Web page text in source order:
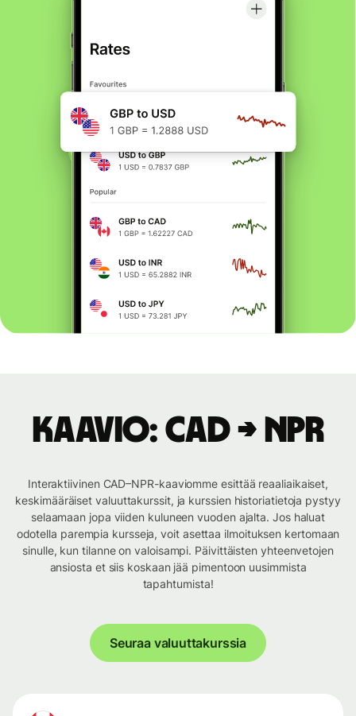
Kaavio: CAD → NPR
Interaktiivinen CAD–NPR-kaaviomme esittää reaaliaikaiset,
keskimääräiset valuuttakurssit, ja kurssien historiatietoja pystyy
selaamaan jopa viiden kuluneen vuoden ajalta. Jos haluat
odotella parempia kursseja, voit asettaa ilmoituksen kertomaan
sinulle, kun tilanne on valoisampi. Päivittäisten yhteenvetojen
ansiosta et siis koskaan jää pimentoon uusimmista
tapahtumista!
Seuraa valuuttakurssia